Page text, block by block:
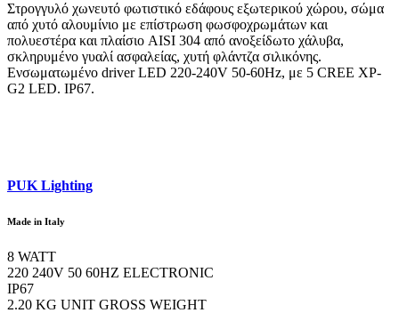
Στρογγυλό χωνευτό φωτιστικό εδάφους εξωτερικού χώρου, σώμα
από χυτό αλουμίνιο με επίστρωση φωσφοχρωμάτων και
πολυεστέρα και πλαίσιο AISI 304 από ανοξείδωτο χάλυβα,
σκληρυμένο γυαλί ασφαλείας, χυτή φλάντζα σιλικόνης.
Ενσωματωμένο driver LED 220-240V 50-60Hz, με 5 CREE XP-
G2 LED. IP67.
PUK Lighting
Made in Italy
8 WATT
220 240V 50 60HZ ELECTRONIC
IP67
2.20 KG UNIT GROSS WEIGHT